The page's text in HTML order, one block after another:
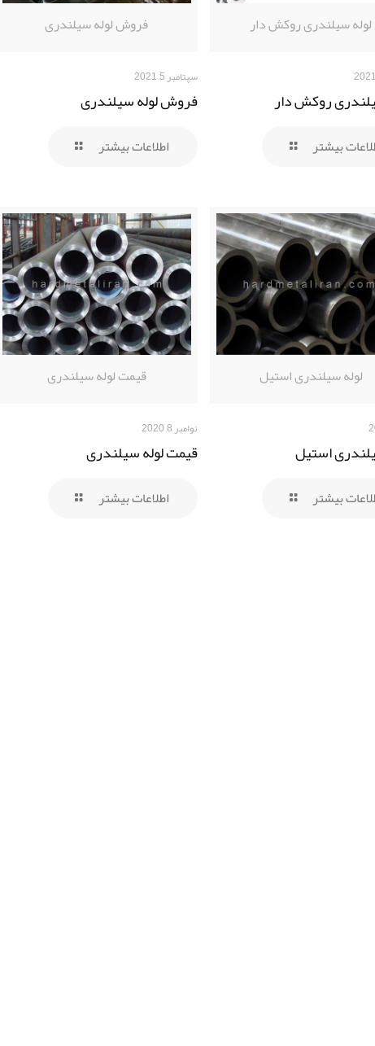
لوله سیلندری روکش دار
روکش دار
بیشتر
فروش لوله سیلندری
سپتامبر 5, 2021
فروش لوله سیلندری
اطلاعات بیشتر
لوله سیلندری استیل
استیل
بیشتر
قیمت لوله سیلندری
نوامبر 8, 2020
قیمت لوله سیلندری
اطلاعات بیشتر